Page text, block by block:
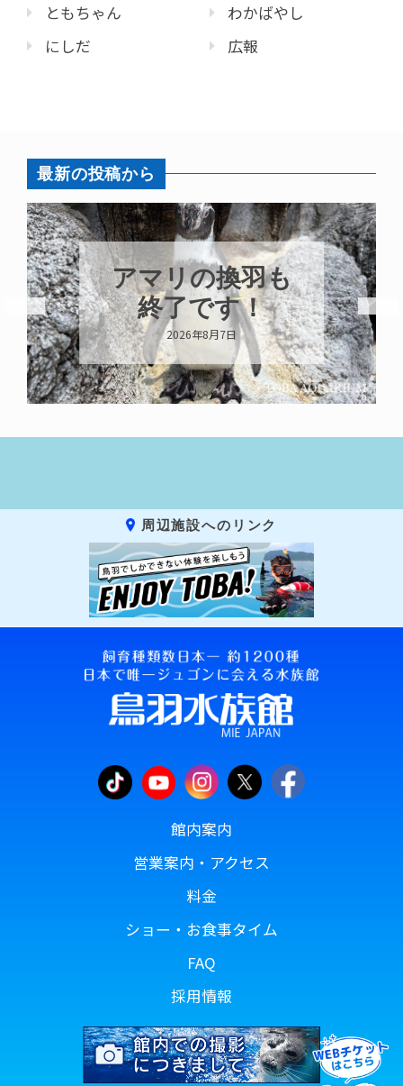
ともちゃん
にしだ
わかばやし
広報
最新の投稿から
トビウオ幼魚展
示中！
2026年8月6日
周辺施設へのリンク
館内案内
営業案内・アクセス
料金
ショー・お食事タイム
FAQ
採用情報